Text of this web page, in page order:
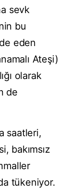
sevk
bu
eden
Ateşi)
olarak
de
saatleri,
bakımsız
tükeniyor.